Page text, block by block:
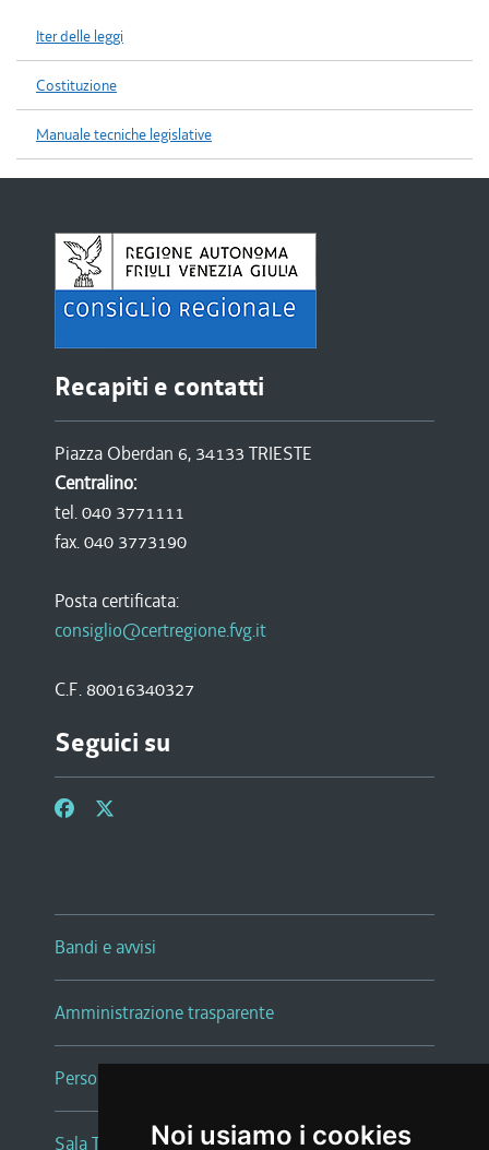
Noi usiamo i cookies
Iter delle leggi
Costituzione
Manuale tecniche legislative
Recapiti e contatti
Piazza Oberdan 6, 34133 TRIESTE
Centralino:
tel. 040 3771111
fax. 040 3773190
Posta certificata:
consiglio@certregione.fvg.it
C.F. 80016340327
Seguici su
Bandi e avvisi
Amministrazione trasparente
Persone e Uffici
Sala Tiziano Tessitori